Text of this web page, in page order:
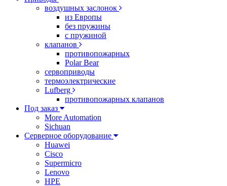
воздушных заслонок
из Европы
без пружины
с пружиной
клапанов
противопожарных
Polar Bear
сервоприводы
термоэлектрические
Lufberg
противопожарных клапанов
Под заказ
More Automation
Sichuan
Серверное оборудование
Huawei
Cisco
Supermicro
Lenovo
HPE